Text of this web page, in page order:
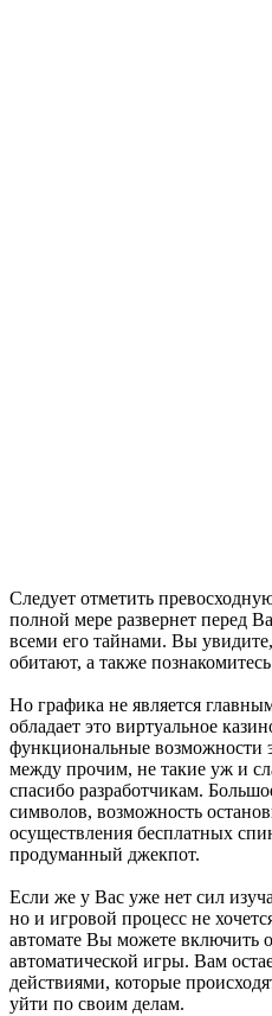
Следует отметить
полной мере развернет перед
всеми его тайнами. Вы
обитают, а также
Но графика не является
обладает это виртуальное
функциональные возможности
между прочим, не такие уж и
спасибо разработчикам.
символов, возможность
осуществления бесплатных
продуманный джекпот.
Если же у Вас уже нет сил
но и игровой процесс не
автомате Вы можете включить
автоматической игры. Вам
действиями, которые
уйти по своим делам.